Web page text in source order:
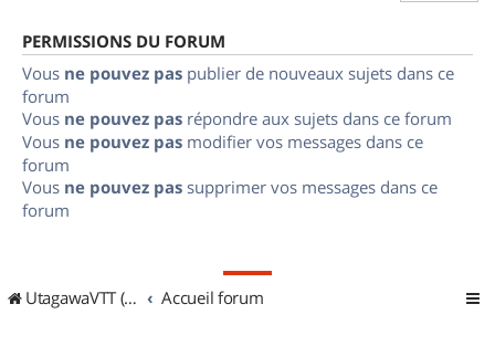
PERMISSIONS DU FORUM
Vous ne pouvez pas publier de nouveaux sujets dans ce
forum
Vous ne pouvez pas répondre aux sujets dans ce forum
Vous ne pouvez pas modifier vos messages dans ce
forum
Vous ne pouvez pas supprimer vos messages dans ce
forum
UtagawaVTT (Randos VTT et VTTAE avec traces GPS) Accueil forum